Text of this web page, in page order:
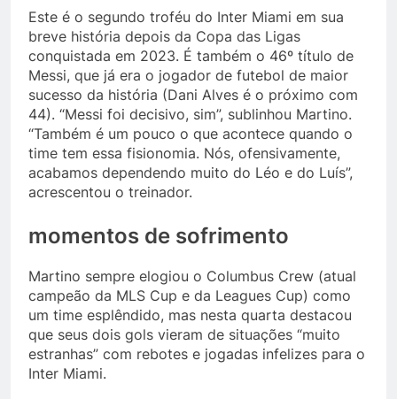
Este é o segundo troféu do Inter Miami em sua
breve história depois da Copa das Ligas
conquistada em 2023. É também o 46º título de
Messi, que já era o jogador de futebol de maior
sucesso da história (Dani Alves é o próximo com
44). “Messi foi decisivo, sim”, sublinhou Martino.
“Também é um pouco o que acontece quando o
time tem essa fisionomia. Nós, ofensivamente,
acabamos dependendo muito do Léo e do Luís”,
acrescentou o treinador.
momentos de sofrimento
Martino sempre elogiou o Columbus Crew (atual
campeão da MLS Cup e da Leagues Cup) como
um time esplêndido, mas nesta quarta destacou
que seus dois gols vieram de situações “muito
estranhas” com rebotes e jogadas infelizes para o
Inter Miami.